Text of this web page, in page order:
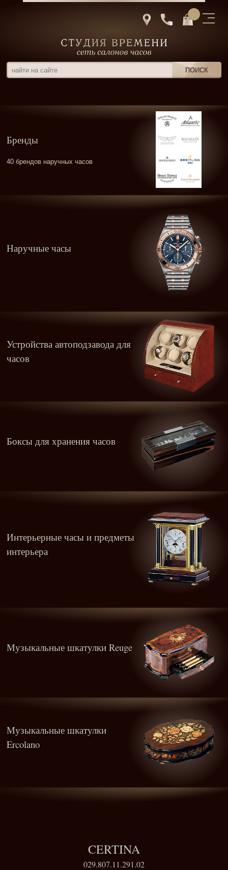
Бренды
40 брендов наручных часов
Наручные часы
Устройства автоподзавода для
часов
Боксы для хранения часов
Интерьерные часы и предметы
интерьера
Музыкальные шкатулки Reuge
Музыкальные шкатулки
Ercolano
CERTINA
029.807.11.291.02